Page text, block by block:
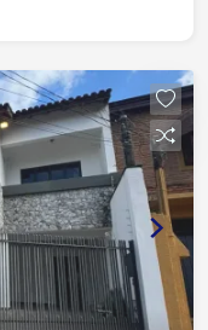
de